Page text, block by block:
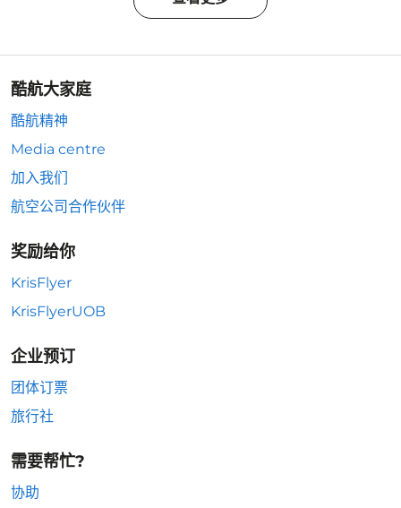
酷航大家庭
酷航精神
Media centre
加入我们
航空公司合作伙伴
奖励给你
KrisFlyer
KrisFlyerUOB
企业预订
团体订票
旅行社
需要帮忙?
协助